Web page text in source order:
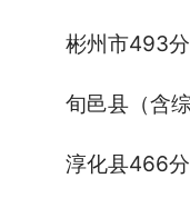
彬州市493
旬邑县（含
淳化县466分